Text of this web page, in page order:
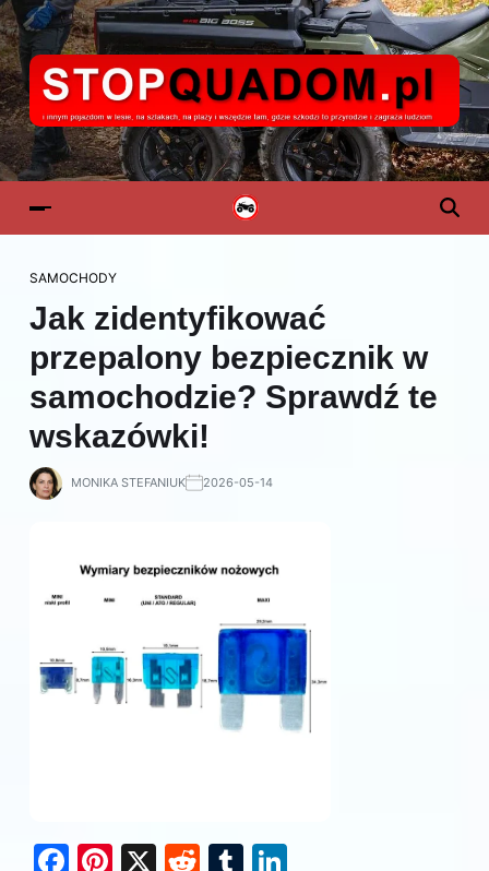
SAMOCHODY
Jak zidentyfikować
przepalony bezpiecznik w
samochodzie? Sprawdź te
wskazówki!
MONIKA STEFANIUK 2026-05-14
F
Pi X
R
T